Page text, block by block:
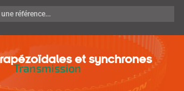
et synchrones
Transmission